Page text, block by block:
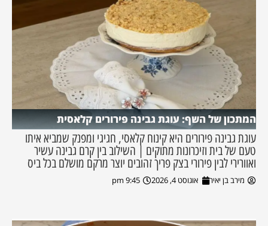
המתכון של השף: עוגת גבינה פירורים קלאסית
עוגת גבינה פירורים היא קינוח קלאסי, חגיגי ומפנק שמביא איתו
טעם של בית וזיכרונות מתוקים | השילוב בין קרם גבינה עשיר
ואוורירי לבין פירורי בצק פריך זהובים יוצר מרקם מושלם בכל ביס
מירב בן יאיר אוגוסט 4, 2026 9:45 pm